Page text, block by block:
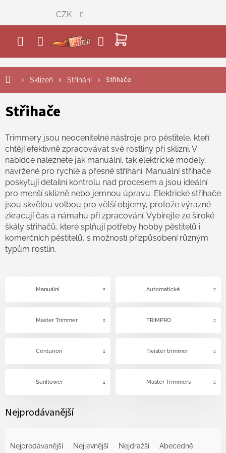
obsah
NÁKUPNÍ
KOŠÍK
CZK
Sklizeň Stříhání Střihače
Střihače
Trimmery jsou neocenitelné nástroje pro pěstitele, kteří
chtějí efektivně zpracovávat své rostliny při sklizni. V
nabídce naleznete jak manuální, tak elektrické modely,
navržené pro rychlé a přesné stříhání. Manuální střihače
poskytují detailní kontrolu nad procesem a jsou ideální
pro menší sklizně nebo jemnou úpravu. Elektrické střihače
jsou skvělou volbou pro větší objemy, protože výrazně
zkracují čas a námahu při zpracování. Vybírejte ze široké
škály střihačů, které splňují potřeby hobby pěstitelů i
komerčních pěstitelů, s možností přizpůsobení různým
typům rostlin.
Manuální Automatické
Master Trimmer TRIMPRO
Centurion Twister trimmer
Sunflower Master Trimmers
Nejprodávanější
Nejprodávanější Nejlevnější Nejdražší Abecedně